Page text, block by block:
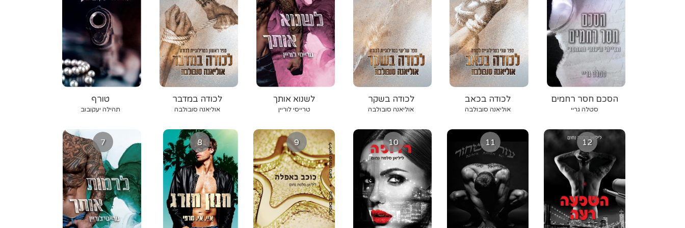
טורף
תהילה יעקובוב
לכודה במדבר
אוליאנה סובולבה
לשנוא אותך
טרייסי לוריין
לכודה בשקר
אוליאנה סובולבה
לכודה בכאב
אוליאנה סובולבה
הסכם חסר רחמים
סטלה גריי
7 8 9 10 11 12